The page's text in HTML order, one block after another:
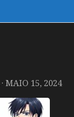
· MAIO 15, 2024